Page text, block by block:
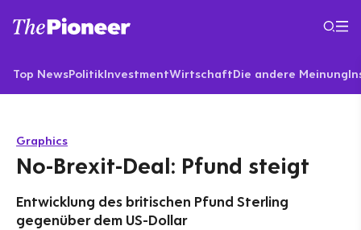
Top NewsPolitikInvestmentWirtschaftDie andere Meinung
Graphics
No-Brexit-Deal: Pfund steigt
Entwicklung des britischen Pfund Sterling
gegenüber dem US-Dollar